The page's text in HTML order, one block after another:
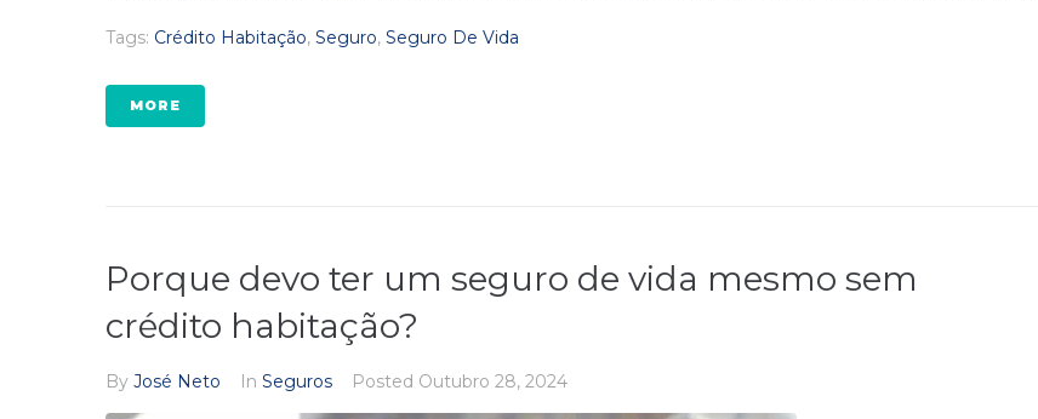
Tags: Crédito Habitação, Seguro, Seguro De Vida
MORE
Porque devo ter um seguro de vida mesmo sem
crédito habitação?
By José Neto In Seguros Posted Outubro 28, 2024